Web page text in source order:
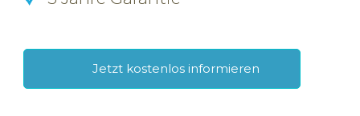
Jetzt kostenlos informieren